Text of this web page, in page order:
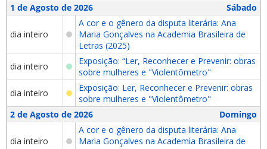
1 de Agosto de 2026 Sábado
dia inteiro
A cor e o gênero da disputa literária: Ana
Maria Gonçalves na Academia Brasileira de
Letras (2025)
dia inteiro
Exposição: “Ler, Reconhecer e Prevenir: obras
sobre mulheres e "Violentômetro"
dia inteiro
Exposição: Ler, Reconhecer e Prevenir: obras
sobre mulheres e "Violentômetro"
2 de Agosto de 2026
Domingo
dia inteiro
A cor e o gênero da disputa literária: Ana
Maria Gonçalves na Academia Brasileira de